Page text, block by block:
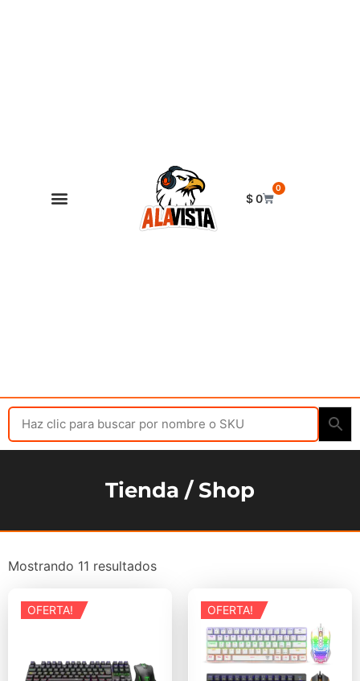
$0
0
Tienda / Shop
Mostrando 11 resultados
OFERTA! OFERTA!